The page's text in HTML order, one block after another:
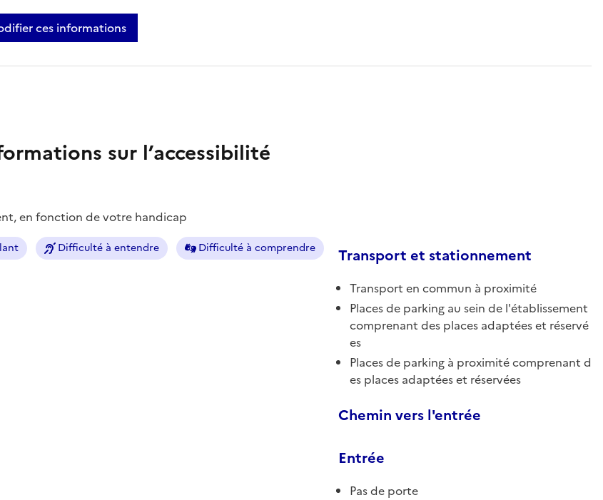
ces informations
sur l’accessibilité
en fonction de votre handicap
Difficulté à entendre Difficulté à comprendre Transport et stationnement
Transport en commun à proximité
Places de parking au sein de l'établissement
comprenant des places adaptées et réservé
es
Places de parking à proximité comprenant d
es places adaptées et réservées
Chemin vers l'entrée
Entrée
Pas de porte